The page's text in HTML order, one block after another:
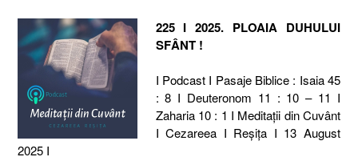
225 I 2025. PLOAIA DUHULUI
SFÂNT !
I Podcast I Pasaje Biblice : Isaia 45
: 8 I Deuteronom 11 : 10 – 11 I
Zaharia 10 : 1 I Meditaţii din Cuvânt
I Cezareea I Reşiţa I 13 August
2025 I